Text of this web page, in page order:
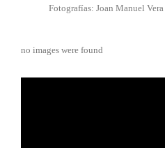
Fotografías: Joan Manuel Vera
no images were found